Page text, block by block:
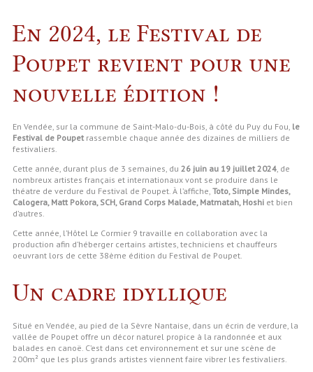
En 2024, le Festival de
Poupet revient pour une
nouvelle édition !
En Vendée, sur la commune de Saint-Malo-du-Bois, à côté du Puy du Fou, le
Festival de Poupet rassemble chaque année des dizaines de milliers de
festivaliers.
Cette année, durant plus de 3 semaines, du 26 juin au 19 juillet 2024 , de
nombreux artistes français et internationaux vont se produire dans le
théatre de verdure du Festival de Poupet. À l’affiche, Toto, Simple Mindes,
Calogera, Matt Pokora, SCH, Grand Corps Malade, Matmatah, Hoshi et bien
d’autres.
Cette année, l’Hôtel Le Cormier 9 travaille en collaboration avec la
production afin d’héberger certains artistes, techniciens et chauffeurs
oeuvrant lors de cette 38ème édition du Festival de Poupet.
Un cadre idyllique
Situé en Vendée, au pied de la Sèvre Nantaise, dans un écrin de verdure, la
vallée de Poupet offre un décor naturel propice à la randonnée et aux
balades en canoë. C’est dans cet environnement et sur une scène de
200m² que les plus grands artistes viennent faire vibrer les festivaliers.